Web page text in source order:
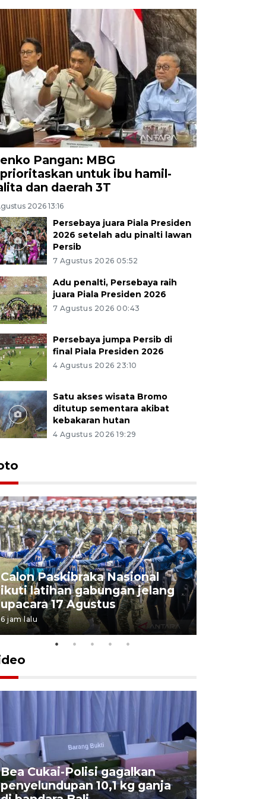
Pangan: MBG
untuk ibu hamil-
dan daerah 3T
2026 13:16
Persebaya juara Piala Presiden
2026 setelah adu pinalti lawan
Persib
7 Agustus 2026 05:52
Adu penalti, Persebaya raih
juara Piala Presiden 2026
7 Agustus 2026 00:43
Persebaya jumpa Persib di
final Piala Presiden 2026
4 Agustus 2026 23:10
Satu akses wisata Bromo
ditutup sementara akibat
kebakaran hutan
4 Agustus 2026 19:29
Calon Paskibraka Nasional
ikuti latihan gabungan jelang
upacara 17 Agustus
6 jam lalu
Bea Cukai-Polisi gagalkan
penyelundupan 10,1 kg ganja